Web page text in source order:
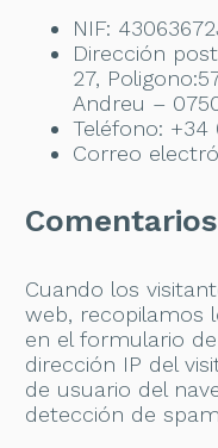
NIF:
Dirección
27,
Andreu –
Teléfono: +34
Correo
Comentarios
Cuando los
web, recopilamos
en el formulario
dirección IP del
de usuario del
detección de